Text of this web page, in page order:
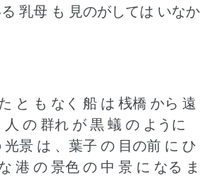
乳母 も 見のがしては いなか
と も なく 船 は 桟橋 から 遠
人 の 群れ が 黒 蟻 の ように
景 は 、葉子 の 目の前 に ひ
港 の 景色 の 中 景 に なる ま